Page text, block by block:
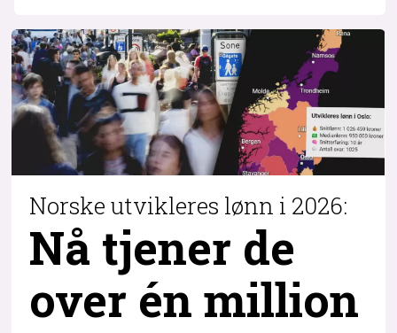
Norske utvikleres lønn i 2026:
Nå tjener de
over én million